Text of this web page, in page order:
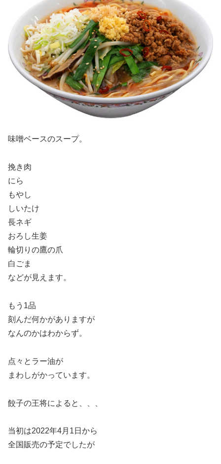
味噌ベースのスープ。
挽き肉
にら
もやし
しいたけ
長ネギ
おろし生姜
輪切りの鷹の爪
白ごま
などが見えます。
もう1品
刻んだ何かがありますが
なんのかはわからず。
点々とラー油が
まわしがかっています。
餃子の王将によると、、、
当初は2022年4月1日から
全国販売の予定でしたが